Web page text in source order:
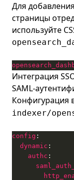
Для
страницы
используйте
Интеграция
SAML-
Конфигурация
indexer/
config
dynamic
authc